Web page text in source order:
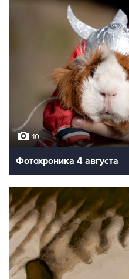
10
Фотохроника 4 августа